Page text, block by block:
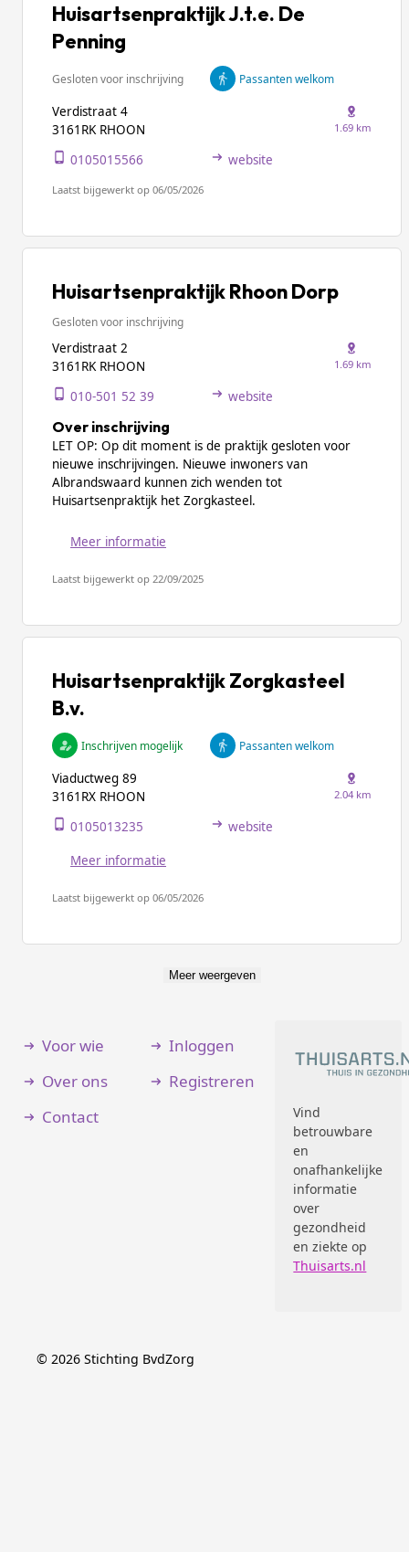
Huisartsenpraktijk J.t.e. De
Penning
Gesloten voor inschrijving Passanten welkom
Verdistraat 4
3161RK RHOON
1.69 km
0105015566 website
Laatst bijgewerkt op 06/05/2026
Huisartsenpraktijk Rhoon Dorp
Gesloten voor inschrijving
Verdistraat 2
3161RK RHOON
1.69 km
010-501 52 39 website
Over inschrijving
LET OP: Op dit moment is de praktijk gesloten voor
nieuwe inschrijvingen. Nieuwe inwoners van
Albrandswaard kunnen zich wenden tot
Huisartsenpraktijk het Zorgkasteel.
Meer informatie
Laatst bijgewerkt op 22/09/2025
Huisartsenpraktijk Zorgkasteel
B.v.
Inschrijven mogelijk Passanten welkom
Viaductweg 89
3161RX RHOON
2.04 km
0105013235 website
Meer informatie
Laatst bijgewerkt op 06/05/2026
Meer weergeven
Voor wie
Over ons
Contact
Inloggen
Registreren
Vind
betrouwbare
en
onafhankelijke
informatie
over
gezondheid
en ziekte op
Thuisarts.nl
© 2026 Stichting BvdZorg